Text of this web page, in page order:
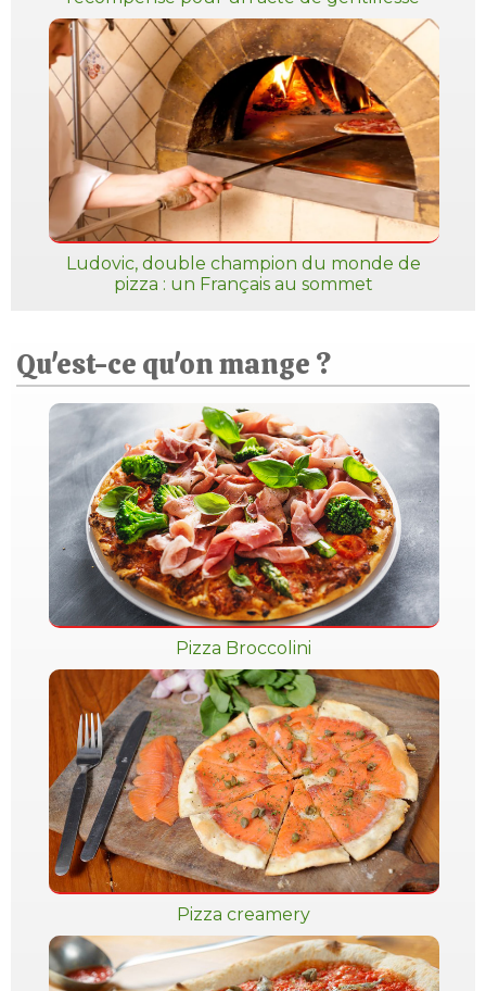
Ludovic, double champion du monde de
pizza : un Français au sommet
Qu'est-ce qu'on mange ?
Pizza Broccolini
Pizza creamery